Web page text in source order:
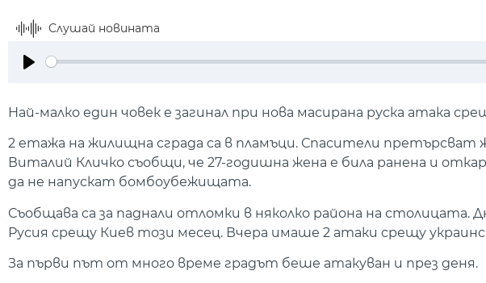
Слушай новината
Най-малко един човек е загинал при нова масирана руска атака
2 етажа на жилищна сграда са в пламъци. Спасители
Виталий Кличко съобщи, че 27-годишна жена е била ранена и
да не напускат бомбоубежищата.
Съобщава са за паднали отломки в няколко района на
Русия срещу Киев този месец. Вчера имаше 2 атаки срещу
За първи път от много време градът беше атакуван и през деня.